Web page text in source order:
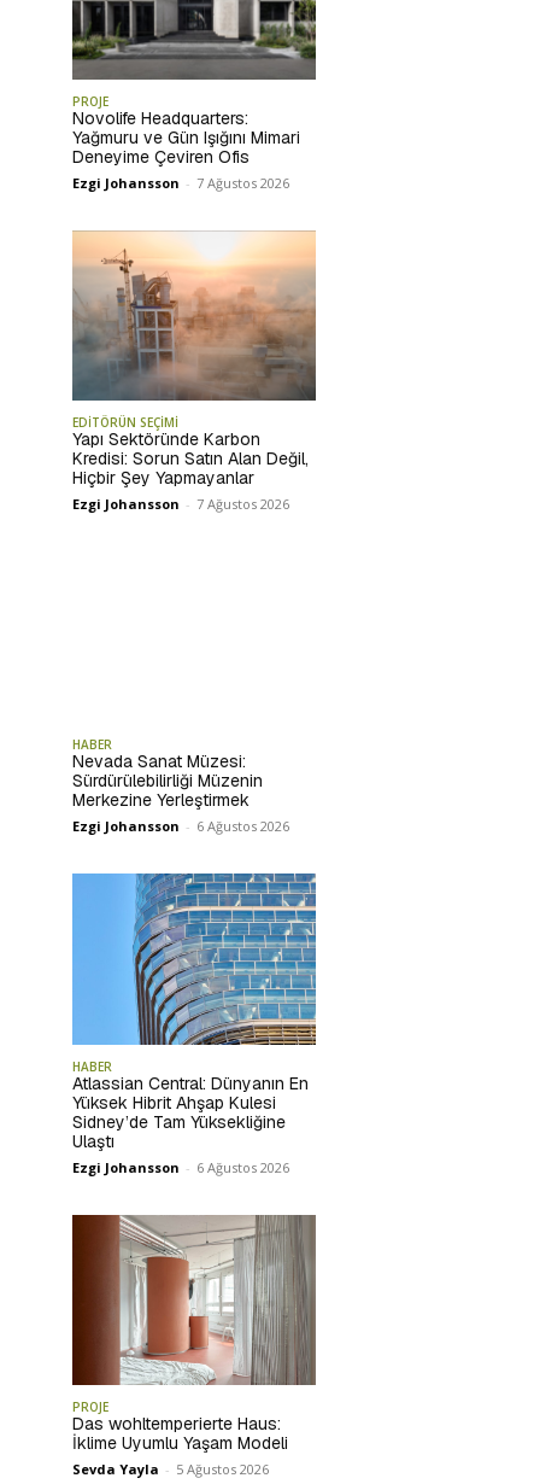
PROJE
Novolife Headquarters:
Yağmuru ve Gün Işığını Mimari
Deneyime Çeviren Ofis
Ezgi Johansson - 7 Ağustos 2026
EDİTÖRÜN SEÇİMİ
Yapı Sektöründe Karbon
Kredisi: Sorun Satın Alan Değil,
Hiçbir Şey Yapmayanlar
Ezgi Johansson - 7 Ağustos 2026
HABER
Nevada Sanat Müzesi:
Sürdürülebilirliği Müzenin
Merkezine Yerleştirmek
Ezgi Johansson - 6 Ağustos 2026
HABER
Atlassian Central: Dünyanın En
Yüksek Hibrit Ahşap Kulesi
Sidney’de Tam Yüksekliğine
Ulaştı
Ezgi Johansson - 6 Ağustos 2026
PROJE
Das wohltemperierte Haus:
İklime Uyumlu Yaşam Modeli
Sevda Yayla - 5 Ağustos 2026